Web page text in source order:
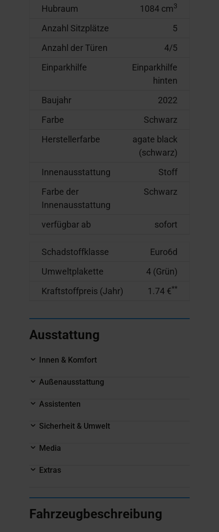
Hubraum 1084 cm3
Anzahl Sitzplätze
5
Anzahl der Türen
4/5
Einparkhilfe
Einparkhilfe
hinten
Baujahr
2022
Farbe
Schwarz
Herstellerfarbe
agate black
(schwarz)
Innenausstattung
Stoff
Farbe der
Innenausstattung
Schwarz
verfügbar ab sofort
Schadstoffklasse
Euro6d
Umweltplakette
4 (Grün)
Kraftstoffpreis (Jahr)
1.74 €**
Ausstattung
Innen & Komfort
Außenausstattung
Assistenten
Sicherheit & Umwelt
Media
Extras
Fahrzeugbeschreibung